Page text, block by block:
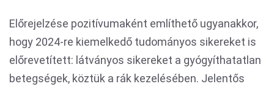
Előrejelzése pozitívumaként említhető ugyanakkor,
hogy 2024-re kiemelkedő tudományos sikereket is
előrevetített: látványos sikereket a gyógyíthatatlan
betegségek, köztük a rák kezelésében. Jelentős